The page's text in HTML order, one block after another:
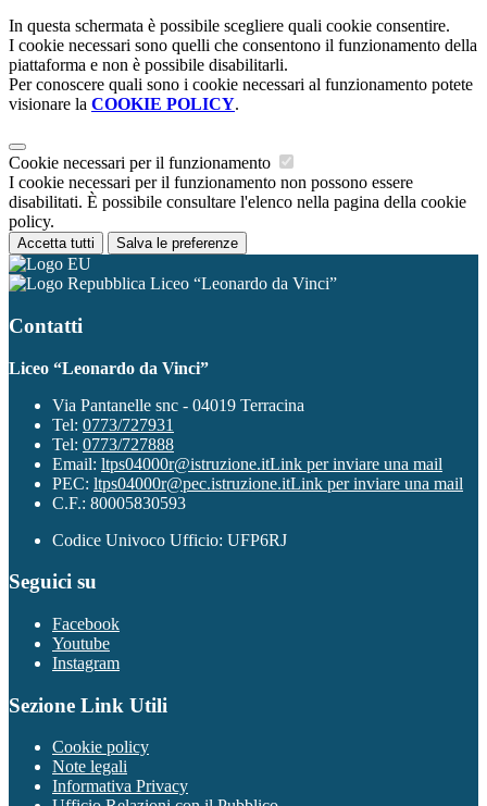
In questa schermata è possibile scegliere quali cookie consentire.
I cookie necessari sono quelli che consentono il funzionamento della
piattaforma e non è possibile disabilitarli.
Per conoscere quali sono i cookie necessari al funzionamento potete
visionare la COOKIE POLICY.
Cookie necessari per il funzionamento
I cookie necessari per il funzionamento non possono essere
disabilitati. È possibile consultare l'elenco nella pagina della cookie
policy.
Accetta tutti Salva le preferenze
Liceo “Leonardo da Vinci”
Contatti
Liceo “Leonardo da Vinci”
Via Pantanelle snc - 04019 Terracina
Tel: 0773/727931
Tel: 0773/727888
Email: ltps04000r@istruzione.itLink per inviare una mail
PEC: ltps04000r@pec.istruzione.itLink per inviare una mail
C.F.: 80005830593
Codice Univoco Ufficio: UFP6RJ
Seguici su
Facebook
Youtube
Instagram
Sezione Link Utili
Cookie policy
Note legali
Informativa Privacy